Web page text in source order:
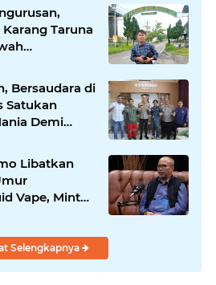
Karang Taruna
Entus
Bersaudara di
Satukan
Demi
Presiden
Libatkan
Vape, Minta
Selengkapnya